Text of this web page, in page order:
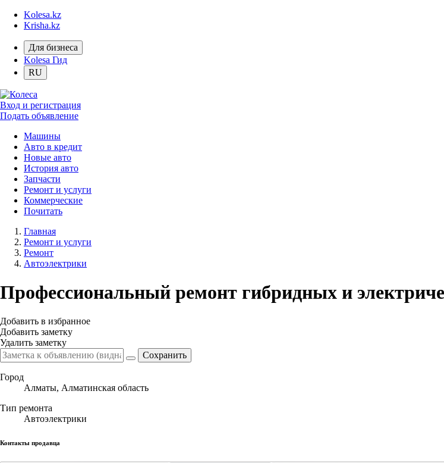
Kolesa.kz
Krisha.kz
Для бизнеса
Kolesa Гид
RU
Вход и регистрация
Подать объявление
Машины
Авто в кредит
Новые авто
История авто
Запчасти
Ремонт и услуги
Коммерческие
Почитать
Главная
Ремонт и услуги
Ремонт
Автоэлектрики
Профессиональный ремонт гибридных и
Добавить в избранное
Добавить заметку
Удалить заметку
Город
Алматы, Алматинская область
Тип ремонта
Автоэлектрики
Контакты продавца